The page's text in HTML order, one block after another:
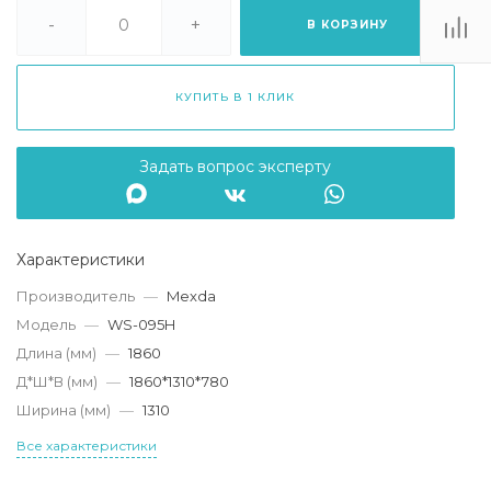
- + В КОРЗИНУ
КУПИТЬ В 1 КЛИК
Задать вопрос эксперту
Характеристики
Производитель — Mexda
Модель — WS-095H
Длина (мм) — 1860
Д*Ш*В (мм) — 1860*1310*780
Ширина (мм) — 1310
Все характеристики